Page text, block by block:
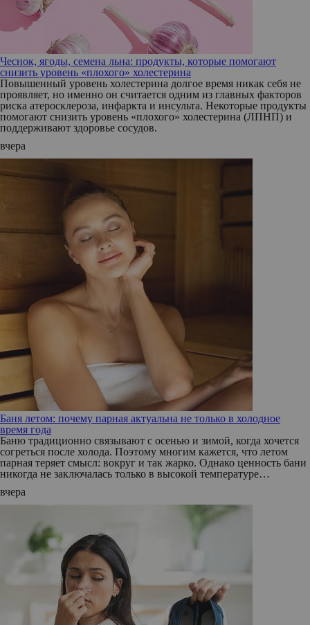
Чеснок, ягоды, семена льна: продукты, которые помогают
снизить уровень «плохого» холестерина
Повышенный уровень холестерина долгое время никак себя не
проявляет, но именно он считается одним из главных факторов
риска атеросклероза, инфаркта и инсульта. Некоторые продукты
помогают снизить уровень «плохого» холестерина (ЛПНП) и
поддерживают здоровье сосудов.
вчера
Баня летом: почему парная актуальна не только в холодное
время года
Баню традиционно связывают с осенью и зимой, когда хочется
согреться после холода. Поэтому многим кажется, что летом
парная теряет смысл: вокруг и так жарко. Однако ценность бани
никогда не заключалась только в высокой температуре…
вчера